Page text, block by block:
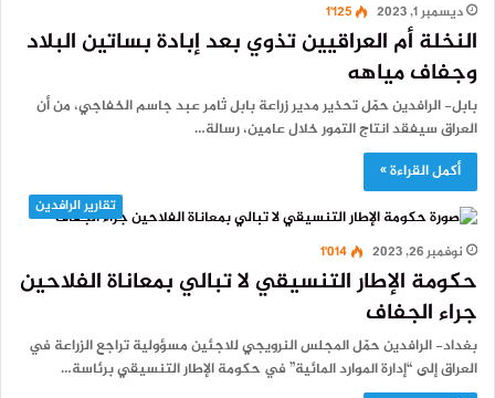
ديسمبر 1, 2023
1٬125
النخلة أم العراقيين تذوي بعد إبادة بساتين البلاد
وجفاف مياهه
بابل- الرافدين حمّل تحذير مدير زراعة بابل ثامر عبد جاسم الخفاجي، من أن
العراق سيفقد انتاج التمور خلال عامين، رسالة…
أكمل القراءة »
تقارير الرافدين
نوفمبر 26, 2023
1٬014
حكومة الإطار التنسيقي لا تبالي بمعاناة الفلاحين
جراء الجفاف
بغداد- الرافدين حمّل المجلس النرويجي للاجئين مسؤولية تراجع الزراعة في
العراق إلى “إدارة الموارد المائية” في حكومة الإطار التنسيقي برئاسة…